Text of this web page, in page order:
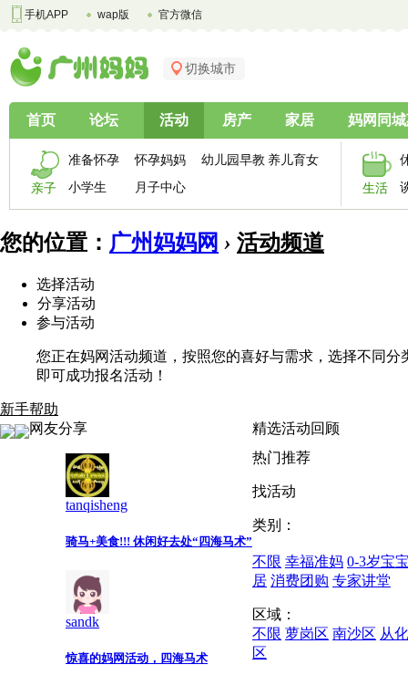
手机APP wap版 官方微信
切换城市
首页 论坛 活动 房产 家居 妈网同
亲子
准备怀孕 怀孕妈妈 幼儿园早教 养儿育女
小学生
月子中心 生活
您的位置： 广州妈妈网 › 活动频道
选择活动
分享活动
参与活动
您正在妈网活动频道，按照您的喜好与需求，选择不同
即可成功报名活动！
新手帮助
网友分享
tanqisheng
骑马+美食!!! 休闲好去处“四海马术”
sandk
惊喜的妈网活动，四海马术
精选活动回顾
热门推荐
找活动
类别：
不限 幸福准妈 0-3岁宝
居 消费团购 专家讲堂
区域：
不限 萝岗区 南沙区 从
区